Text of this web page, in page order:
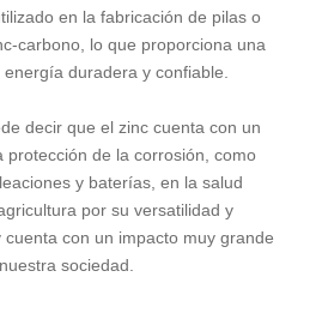
en la fabricación de pilas o
carbono, lo que proporciona una
duradera y confiable.
decir que el zinc cuenta con un
protección de la corrosión, como
y baterías, en la salud
por su versatilidad y
con un impacto muy grande
sociedad.